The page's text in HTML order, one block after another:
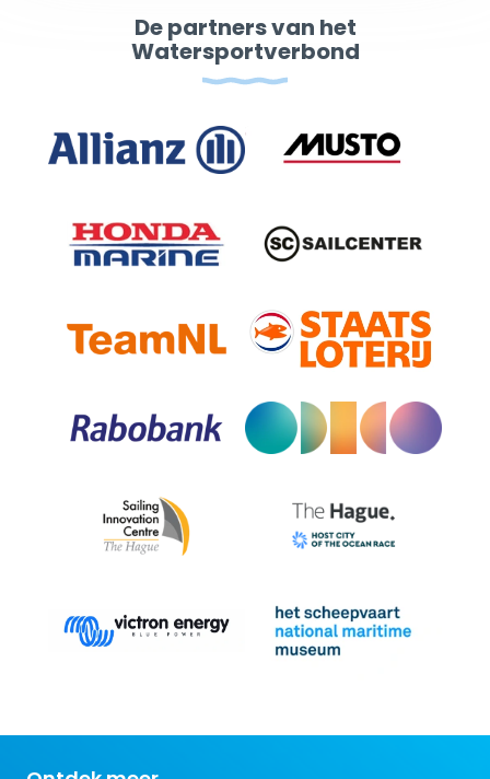
De partners van het
Watersportverbond